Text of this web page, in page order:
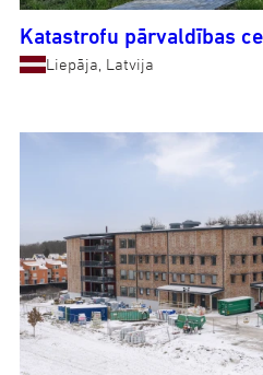
Katastrofu pārvaldības
Liepāja, Latvija